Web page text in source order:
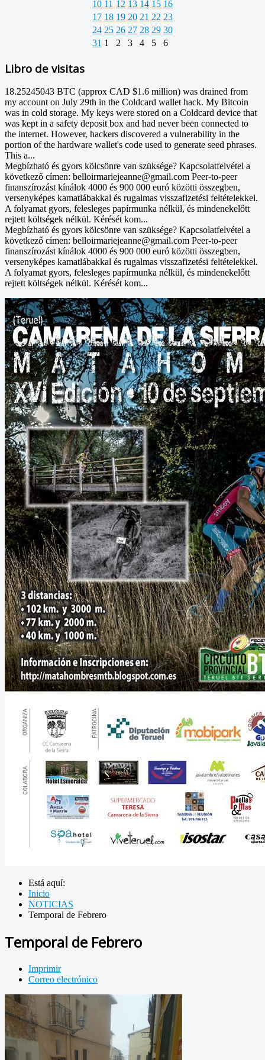
10 11 12 13 14 15 16
17 18 19 20 21 22 23
24 25 26 27 28 29 30
31 1 2 3 4 5 6
Libro de visitas
18.25245043 BTC (approx CAD $1.6 million) was drained from
my account on July 29th in the Coldcard wallet hack. My Bitcoin
was in cold storage. My keys were stored on a Coldcard device that
was kept in a safety deposit box and had never been connected to
the internet. However, hackers discovered a vulnerability in the
portion of the hardware wallet's code used to generate seed phrases.
This a...
Megbízható és gyors kölcsönre van szüksége? Kapcsolatfelvétel a
következő címen: belloirmariejeanne@gmail.com Peer-to-peer
finanszírozást kínálok 4000 és 900 000 euró közötti összegben,
versenyképes kamatlábakkal és rugalmas visszafizetési feltételekkel.
A folyamat gyors, felesleges papírmunka nélkül, és mindenekelőtt
rejtett költségek nélkül. Kérését kom...
Megbízható és gyors kölcsönre van szüksége? Kapcsolatfelvétel a
következő címen: belloirmariejeanne@gmail.com Peer-to-peer
finanszírozást kínálok 4000 és 900 000 euró közötti összegben,
versenyképes kamatlábakkal és rugalmas visszafizetési feltételekkel.
A folyamat gyors, felesleges papírmunka nélkül, és mindenekelőtt
rejtett költségek nélkül. Kérését kom...
Está aquí:
Inicio
NOTICIAS
Temporal de Febrero
Temporal de Febrero
Imprimir
Correo electrónico